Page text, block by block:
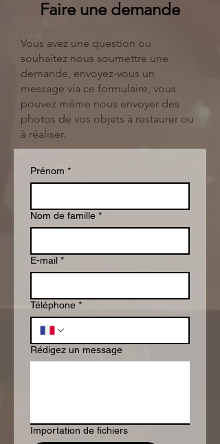
Faire une demande
Vous avez une question ou
souhaitez nous soumettre une
demande, envoyez-vous un
message via ce formulaire, vous
pouvez même nous envoyer des
photos de vos objets à restaurer ou
à réaliser.
Prénom *
Nom de famille *
E-mail *
Téléphone *
Rédigez un message
Importation de fichiers